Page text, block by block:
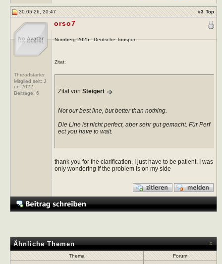
30.05.26, 20:47 #3 Top
Threadstarter
Mitglied seit: J
un 2022
Beiträge: 6
orso7
Nürnberg 2025 - Deutsche Tonspur
Zitat:
Zitat von Steigert
Not our best line, but better than nothing.
Die Line ist nicht perfect, aber sehr gut gemacht. Für Perf
ect you have to wait.
thank you for the clarification, I just have to be patient, I was
only wondering if the problem is on my side
Ähnliche Themen
Thema
Forum